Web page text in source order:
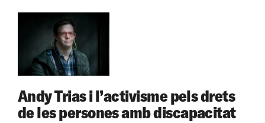
Andy Trias i l’activisme pels drets
de les persones amb discapacitat